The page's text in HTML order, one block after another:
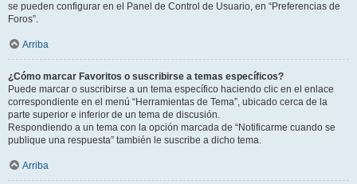
se pueden configurar en el Panel de Control de Usuario, en “Preferencias de
Foros”.
Arriba
¿Cómo marcar Favoritos o suscribirse a temas específicos?
Puede marcar o suscribirse a un tema específico haciendo clic en el enlace
correspondiente en el menú “Herramientas de Tema”, ubicado cerca de la
parte superior e inferior de un tema de discusión.
Respondiendo a un tema con la opción marcada de “Notificarme cuando se
publique una respuesta” también le suscribe a dicho tema.
Arriba